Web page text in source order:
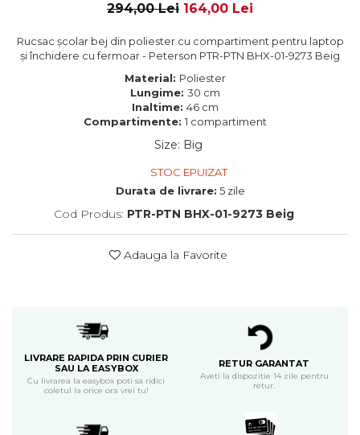
294,00 Lei 164,00 Lei
Rucsac școlar bej din poliester cu compartiment pentru laptop
și închidere cu fermoar - Peterson PTR-PTN BHX-01-9273 Beig
Material: Poliester
Lungime: 30 cm
Inaltime: 46 cm
Compartimente: 1 compartiment
Size: Big
STOC EPUIZAT
Durata de livrare: 5 zile
Cod Produs: PTR-PTN BHX-01-9273 Beig
Adauga la Favorite
LIVRARE RAPIDA PRIN CURIER
SAU LA EASYBOX
Cu livrarea la easybox poti sa ridici
coletul la orice ora vrei tu!
RETUR GARANTAT
Aveti la dispozitie 14 zile pentru
retur.